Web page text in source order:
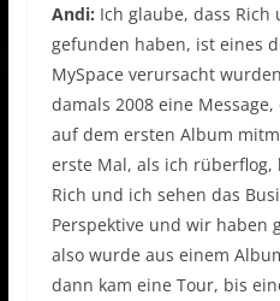
Andi: Ich glaube, dass
gefunden haben, ist eines
MySpace verursacht
damals 2008 eine
auf dem ersten Album
erste Mal, als ich rüberflog,
Rich und ich sehen das
Perspektive und wir haben
also wurde aus einem
dann kam eine Tour, bis